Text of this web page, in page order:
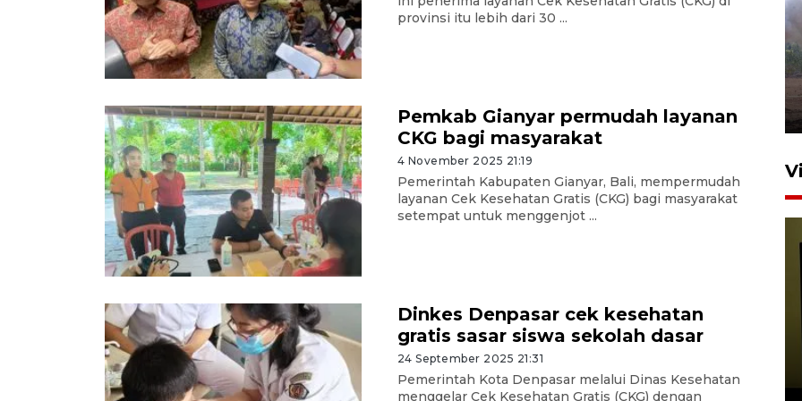
provinsi itu lebih dari 30 ...
Pemkab Gianyar permudah layanan
CKG bagi masyarakat
4 November 2025 21:19
Pemerintah Kabupaten Gianyar, Bali, mempermudah
layanan Cek Kesehatan Gratis (CKG) bagi masyarakat
setempat untuk menggenjot ...
Dinkes Denpasar cek kesehatan
gratis sasar siswa sekolah dasar
24 September 2025 21:31
Pemerintah Kota Denpasar melalui Dinas Kesehatan
menggelar Cek Kesehatan Gratis (CKG) dengan
Sebanyak 62 penumpang
4 Agustus 2026 19:23
Persiapan Skuad Garuda
jelang laga lawan Kamboja
pada Piala AFF